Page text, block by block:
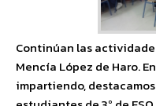
Continúan las
Mencía López de Haro.
impartiendo,